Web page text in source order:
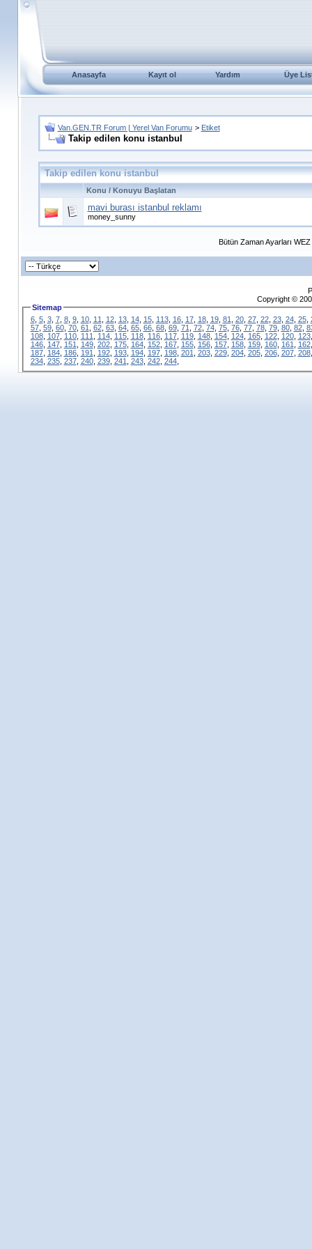
Anasayfa Kayıt ol Yardım Üye
Van.GEN.TR Forum | Yerel Van Forumu > Etiket
Takip edilen konu istanbul
Takip edilen konu istanbul
Konu / Konuyu Başlatan
mavi burası istanbul reklamı
money_sunny
Bütün Zaman Ayarları
Copyright ©
Sitemap
6, 5, 3, 7, 8, 9, 10, 11 12, 13, 14, 15, 113, 16, 17, 18, 19, 81 20, 27, 22, 23, 24, 25,
57, 59, 60, 70, 61 62, 63, 64, 65, 66, 68, 69, 71 72, 74, 75, 76, 77, 78, 79, 80, 82,
108, 107, 110, 111 114, 115, 118, 116, 117, 119, 148, 154, 124, 165, 122, 120, 123
146, 147, 151 149, 202, 175, 164, 152, 167, 155, 156, 157, 158, 159, 160, 161 162
187, 184, 186, 191 192, 193, 194, 197, 198, 201 203, 229, 204, 205, 206, 207, 208
234, 235, 237, 240, 239, 241 243, 242, 244,